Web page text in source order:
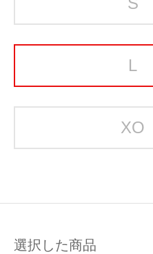
L
XO
選択した商品